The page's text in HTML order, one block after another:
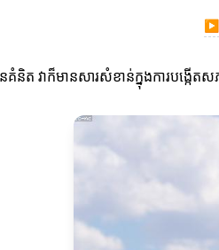
▶
ៃគំនិត វាក៏មានសារសំខាន់ក្នុងការបង្